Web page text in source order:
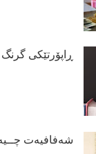
ڕاپۆرتێكی
شەفافیەت